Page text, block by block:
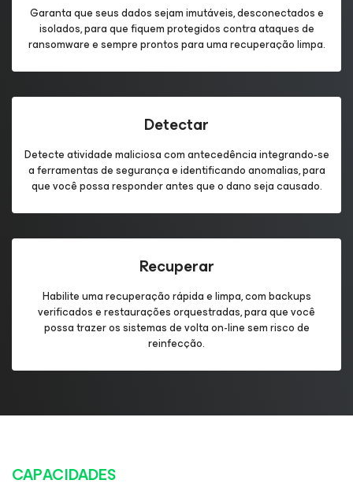
Garanta que seus dados sejam imutáveis, desconectados e
isolados, para que fiquem protegidos contra ataques de
ransomware e sempre prontos para uma recuperação limpa.
Detectar
Detecte atividade maliciosa com antecedência integrando-se
a ferramentas de segurança e identificando anomalias, para
que você possa responder antes que o dano seja causado.
Recuperar
Habilite uma recuperação rápida e limpa, com backups
verificados e restaurações orquestradas, para que você
possa trazer os sistemas de volta on-line sem risco de
reinfecção.
CAPACIDADES